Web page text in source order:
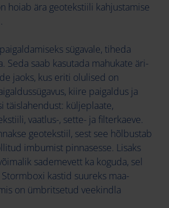
hoiab ära geotekstiili kahjustamise
sügavale, tiheda
Seda saab kasutada mahukate äri-
jaoks, kus eriti olulised on
kiire paigaldus ja
täislahendust: küljeplaate,
vaatlus-, sette- ja filterkaeve.
geotekstiil, sest see hõlbustab
imbumist pinnasesse. Lisaks
sademevett ka koguda, sel
kastid suureks maa-
on ümbritsetud veekindla